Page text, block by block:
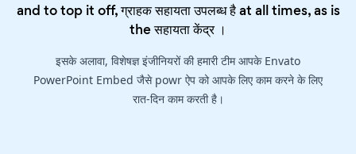
and to top it off, ग्राहक सहायता उपलब्ध है at all times, as is
theसहायता केंद्र।
इसके अलावा, विशेषज्ञ इंजीनियरों की हमारी टीम आपके Envato
PowerPoint Embed जैसे powr ऐप को आपके लिए काम करने के लिए
रात-दिन काम करती है।